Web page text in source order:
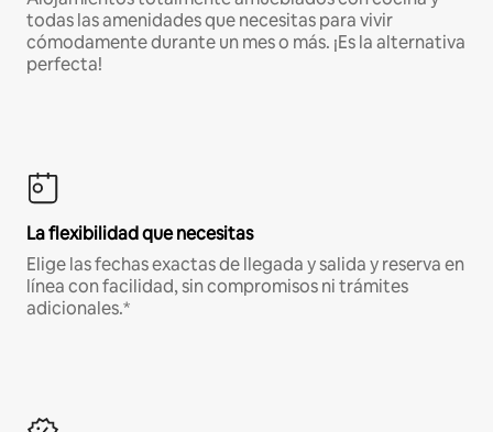
todas las amenidades que necesitas para vivir
cómodamente durante un mes o más. ¡Es la alternativa
perfecta!
La flexibilidad que necesitas
Elige las fechas exactas de llegada y salida y reserva en
línea con facilidad, sin compromisos ni trámites
adicionales.*